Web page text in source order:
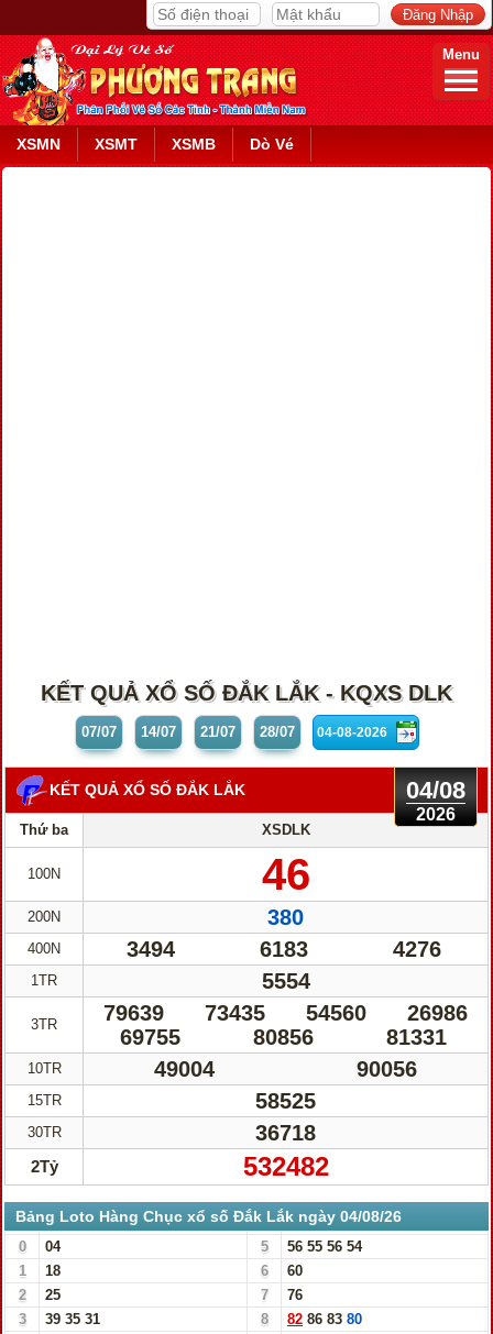
Menu
XSMN XSMT XSMB Dò Vé
KẾT QUẢ XỔ SỐ ĐẮK LẮK - KQXS DLK
07/07 14/07 21/07 28/07
KẾT QUẢ XỔ SỐ ĐẮK LẮK 04/08
2026
Thứ ba XSDLK
100N 46
200N 380
400N 3494 6183 4276
1TR 5554
3TR 79639 73435 54560
26986
69755
80856 81331
10TR 49004 90056
15TR 58525
30TR 36718
2Tỷ 532482
Bảng Loto Hàng Chục xổ số Đắk Lắk ngày 04/08/26
0 04 5 56 55 56 54
1
18 6
60
2
25 7
76
3
39 35 31 8 82 86 83 80